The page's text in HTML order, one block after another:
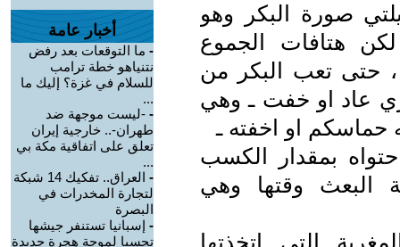
صورة البكر وهو
هتافات الجموع
، حتى تعب البكر من
عاد او خفت ـ وهي
حماسكم او اخفته ـ
بمقدار الكسب
البعث وقتها وهي
التي اتخذتها
أخبار عامة
- ما التوقعات بعد رفض
نتنياهو خطة ترامب
للسلام في غزة؟ إليك ما
...
- -ليست موجهة ضد
طهران-.. خارجية إيران
تعلق على اتفاقية مكة بي
...
-
العراق.. تفكيك 14 شبكة
لتجارة المخدرات في
البصرة
- إسبانيا تستنفر جيشها
تحسبا لموجة هجرة جديدة